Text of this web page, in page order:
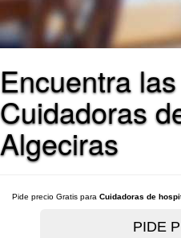
Encuentra
Cuidadoras
Algeciras
Pide precio Gratis para Cuidadoras de